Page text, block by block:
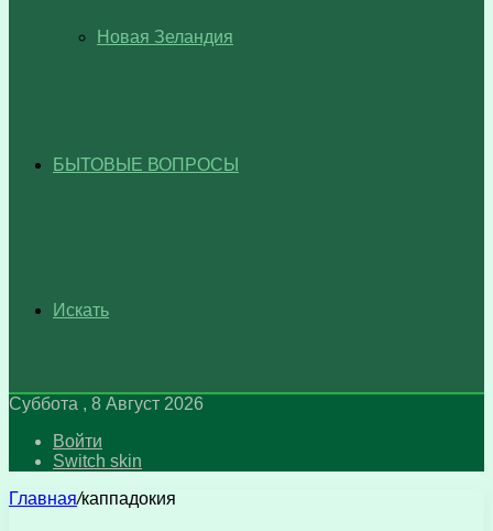
Новая Зеландия
БЫТОВЫЕ ВОПРОСЫ
Искать
Суббота , 8 Август 2026
Войти
Switch skin
Главная/каппадокия